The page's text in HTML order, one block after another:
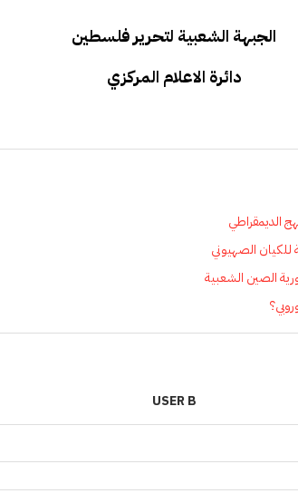
الجبهة الشعبية لتحرير فلسطين
دائرة الاعلام المركزي
الديمقراطي
للكيان الصهيوني
USER B